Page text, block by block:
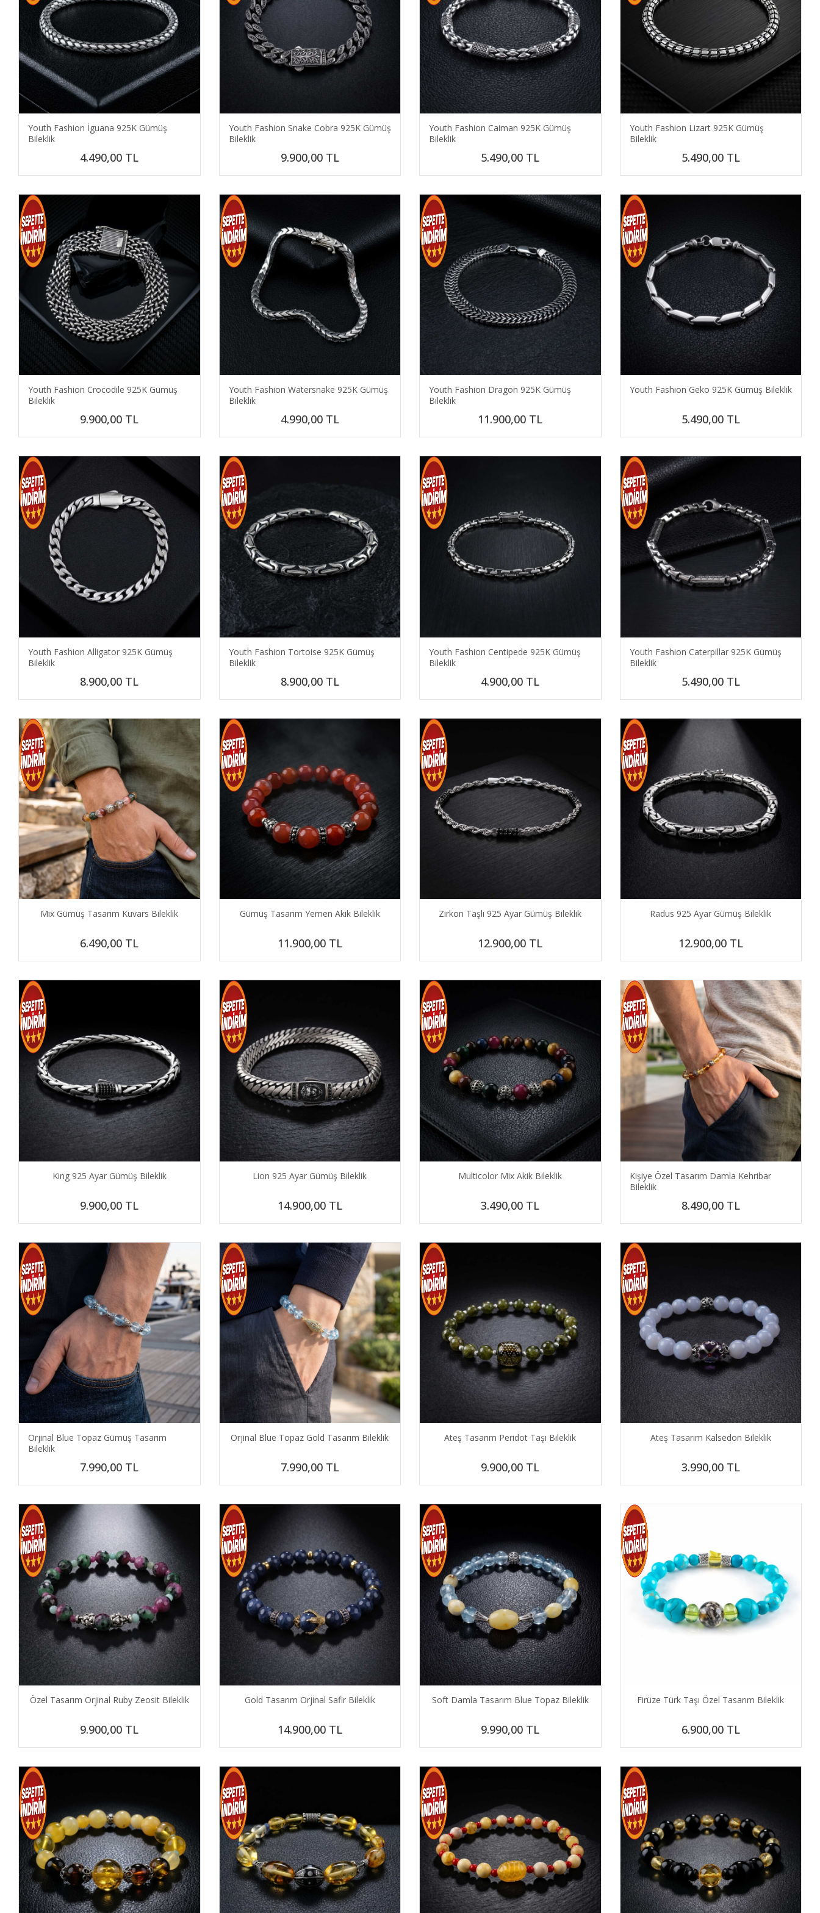
Youth Fashion İguana 925K Gümüş
Bileklik
4.490,00 TL
Youth Fashion Snake Cobra 925K Gümüş
Bileklik
9.900,00TL
Youth Fashion Caiman 925K Gümüş
Bileklik
5.490,00 TL
Youth Fashion Lizart 925K Gümüş
Bileklik
5.490,00TL
Youth Fashion Crocodile 925K Gümüş
Bileklik
9.900,00 TL
Youth Fashion Watersnake 925K Gümüş
Bileklik
4.990,00TL
Youth Fashion Dragon 925K Gümüş
Bileklik
11.900,00 TL
Youth Fashion Geko 925K Gümüş Bileklik
5.490,00TL
Youth Fashion Alligator 925K Gümüş
Bileklik
8.900,00 TL
Youth Fashion Tortoise 925K Gümüş
Bileklik
8.900,00TL
Youth Fashion Centipede 925K Gümüş
Bileklik
4.900,00 TL
Youth Fashion Caterpillar 925K Gümüş
Bileklik
5.490,00TL
Mix Gümüş Tasarım Kuvars Bileklik
6.490,00 TL
Gümüş Tasarım Yemen Akik Bileklik
11.900,00TL
Zirkon Taşlı 925 Ayar Gümüş Bileklik
12.900,00 TL
Radus 925 Ayar Gümüş Bileklik
12.900,00TL
King 925 Ayar Gümüş Bileklik
9.900,00 TL
Lion 925 Ayar Gümüş Bileklik
14.900,00TL
Multicolor Mix Akik Bileklik
3.490,00 TL
Kişiye Özel Tasarım Damla Kehribar
Bileklik
8.490,00TL
Orjinal Blue Topaz Gümüş Tasarım
Bileklik
7.990,00 TL
Orjinal Blue Topaz Gold Tasarım Bileklik
7.990,00TL
Ateş Tasarım Peridot Taşı Bileklik
9.900,00 TL
Ateş Tasarım Kalsedon Bileklik
3.990,00TL
Özel Tasarım Orjinal Ruby Zeosit Bileklik
9.900,00 TL
Gold Tasarım Orjinal Safir Bileklik
14.900,00TL
Soft Damla Tasarım Blue Topaz Bileklik
9.990,00 TL
Firüze Türk Taşı Özel Tasarım Bileklik
6.900,00TL